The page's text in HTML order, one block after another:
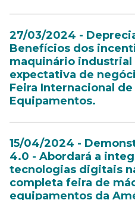
27/03/2024 -
Benefícios dos
maquinário industrial
expectativa de
Feira Internacional
Equipamentos.
15/04/2024 -
4.0 - Abordará a
tecnologias digitais
completa feira de
equipamentos da